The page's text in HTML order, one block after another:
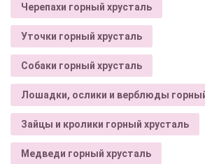
Черепахи горный хрусталь
Уточки горный хрусталь
Собаки горный хрусталь
Лошадки, ослики и верблюды
Зайцы и кролики горный хрусталь
Медведи горный хрусталь